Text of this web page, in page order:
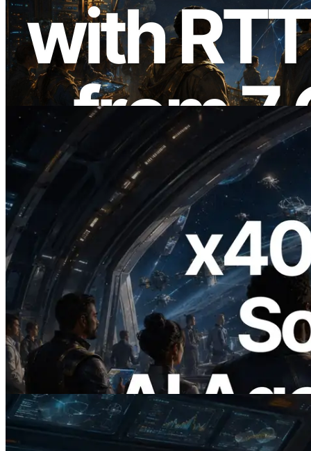
ERPC Memperluas Solana Leader Slot
API dengan Pengukuran Ping dari 7
Region Global — Validators Information
API Juga Diluncurkan
2026.07.04
ERPC Meluncurkan Solana RPC
Berbasis x402 — Era AI Agent
Membayar API yang Dibutuhkan Secara
On Demand
Baca artikel ini